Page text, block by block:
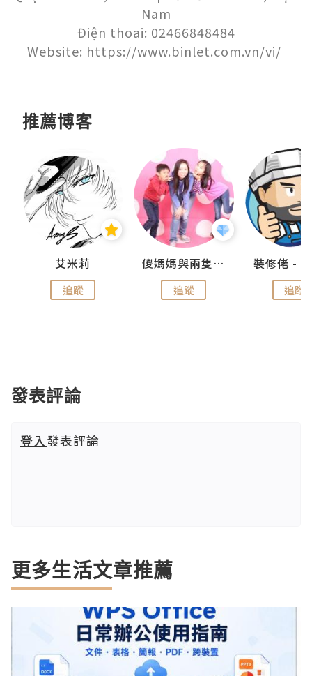
Nam
Điện thoai: 02466848484
推薦博客
艾米莉
追蹤
儍媽媽與兩隻小魔怪之家
追蹤 追蹤
發表評論
登入發表評論
更多生活文章推薦